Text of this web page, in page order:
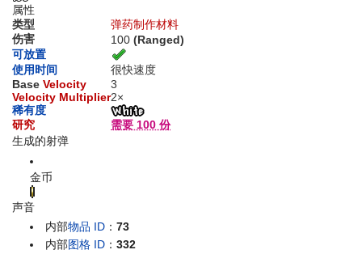
属性
类型
弹药制作材料
伤害
100 (Ranged)
可放置
使用时间
很快速度
Base Velocity
3
Velocity Multiplier2×
稀有度
研究
需要 100 份
生成的射弹
金币
声音
内部物品 ID ：73
内部图格 ID ：332